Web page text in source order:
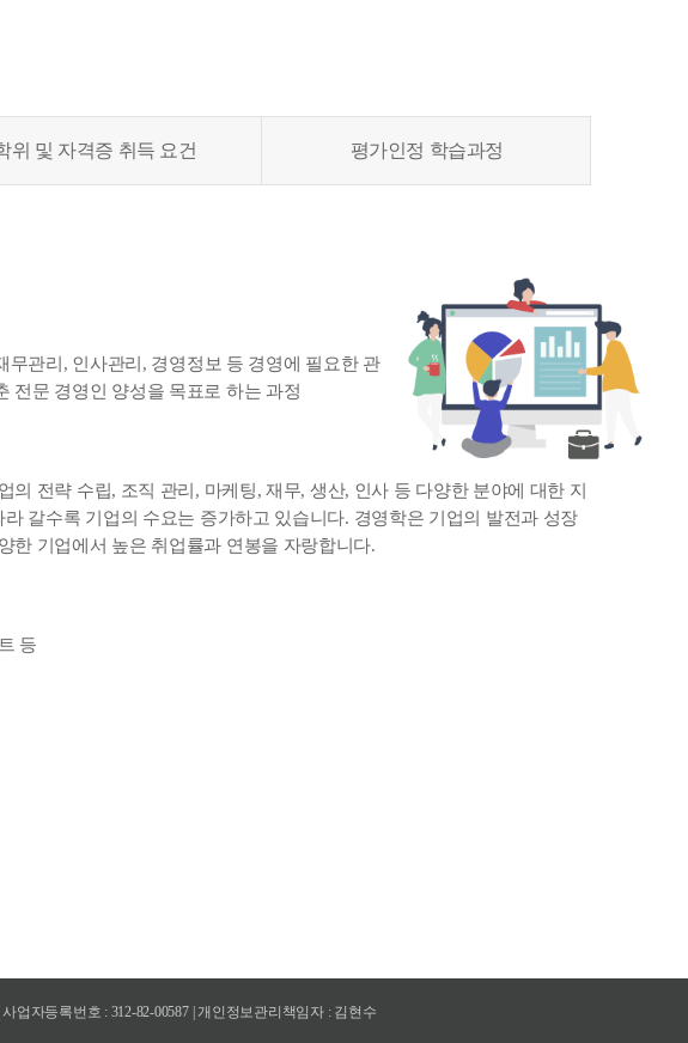
위 및 자격증 취득 요건 평가인정 학습과정
관리, 인사관리, 경영정보 등 경영에 필요한 관
전문 경영인 양성을 목표로 하는 과정
전략 수립, 조직 관리, 마케팅, 재무, 생산, 인사 등 다양한 분야에 대한 지
갈수록 기업의 수요는 증가하고 있습니다. 경영학은 기업의 발전과 성장
한 기업에서 높은 취업률과 연봉을 자랑합니다.
등
업자등록번호 : 312-82-00587 | 개인정보관리책임자 : 김현수